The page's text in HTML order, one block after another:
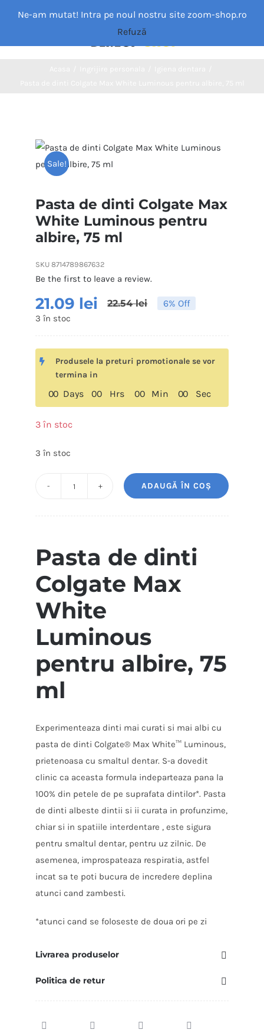
MAGAZIN
Sale!
Pasta de dinti Colgate Max
White Luminous pentru
albire, 75 ml
SKU 8714789867632
Be the first to leave a review.
22.54lei
21.09 lei 6% Off
3 în stoc
Produsele la preturi promotionale se vor
termina in
00 Days 00 Hrs 00 Min 00 Sec
3 în stoc
3 în stoc
Colgate
White
Luminous
pentru
albire,
75
ADAUGĂ ÎN COȘ
Pasta de dinti
Colgate Max
White
Luminous
pentru albire, 75
ml
Experimenteaza dinti mai curati si mai albi cu
pasta de dinti Colgate® Max White™ Luminous,
prietenoasa cu smaltul dentar. S-a dovedit
clinic ca aceasta formula indeparteaza pana la
100% din petele de pe suprafata dintilor*. Pasta
de dinti albeste dintii si ii curata in profunzime,
chiar si in spatiile interdentare , este sigura
pentru smaltul dentar, pentru uz zilnic. De
asemenea, improspateaza respiratia, astfel
incat sa te poti bucura de incredere deplina
atunci cand zambesti.
*atunci cand se foloseste de doua ori pe zi
Livrarea produselor
Politica de retur
Ne-am mutat! Intra pe noul nostru site zoom-shop.ro
Refuză